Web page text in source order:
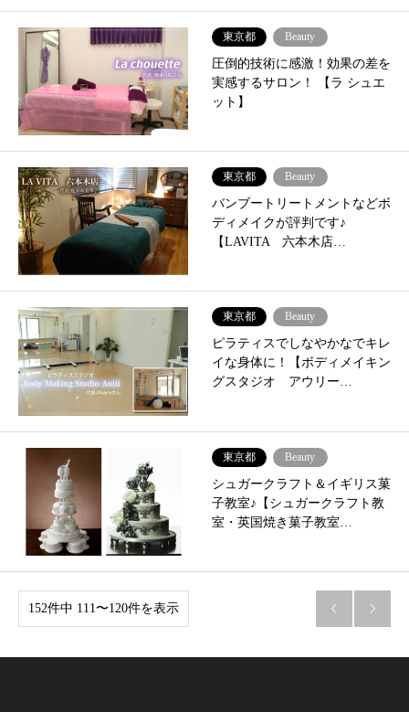
東京都 Beauty
圧倒的技術に感激！効果の差を
実感するサロン！ 【ラ シュエ
ット】
東京都 Beauty
バンブートリートメントなどボ
ディメイクが評判です♪
【LAVITA 六本木店…
東京都 Beauty
ピラティスでしなやかなでキレ
イな身体に！【ボディメイキン
グスタジオ アウリー…
東京都 Beauty
シュガークラフト＆イギリス菓
子教室♪【シュガークラフト教
室・英国焼き菓子教室…
152件中 111〜120件を表示  